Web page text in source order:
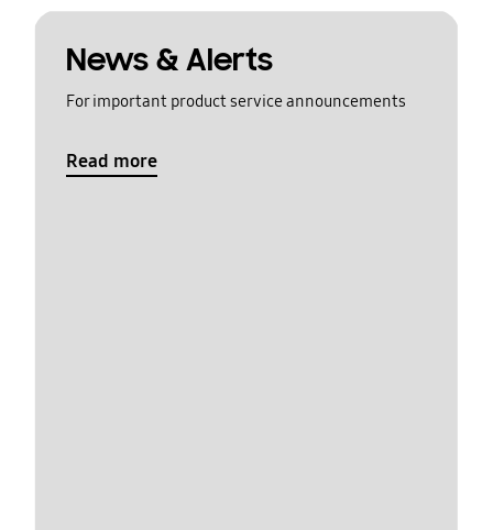
News & Alerts
For important product service announcements
Read more